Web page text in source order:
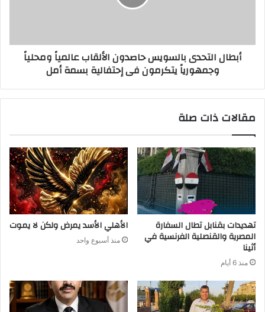
أبطال التحدى بالسويس حاصدون الألقاب عالمياً ومحلياً
وجمهورياً يتكرمون فى إحتفالية بسمة أمل
مقالات ذات صلة
تهديدات بقنابل تطال السفارة
المصرية والقنصلية الفرنسية في
أثينا
منذ 6 أيام
الأهلي الأسد يمرض ولكن لا يموت
منذ أسبوع واحد